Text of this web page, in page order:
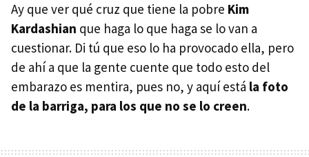
Ay que ver qué cruz que tiene la pobre Kim
Kardashian que haga lo que haga se lo van a
cuestionar. Di tú que eso lo ha provocado ella, pero
de ahí a que la gente cuente que todo esto del
embarazo es mentira, pues no, y aquí está la foto
de la barriga, para los que no se lo creen.